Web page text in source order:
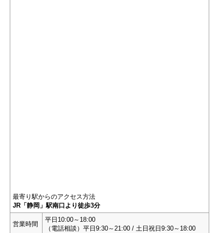
最寄り駅からのアクセス方法
JR「静岡」駅南口より徒歩3分
営業時間
平日10:00～18:00
（電話相談）平日9:30～21:00 / 土日祝日9:30～18:00